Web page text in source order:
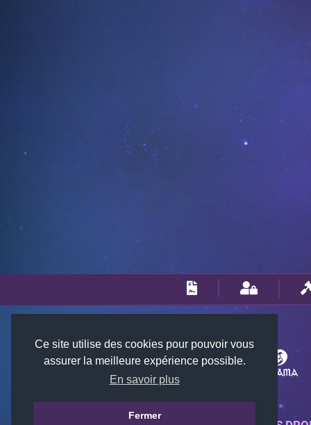
Ce site utilise des cookies pour pouvoir vous
assurer la meilleure expérience possible.
En savoir plus
Fermer